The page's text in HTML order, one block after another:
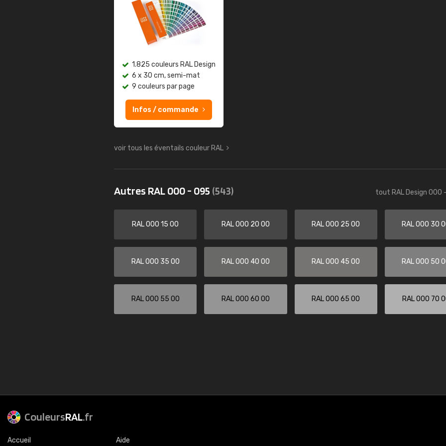
1.825 couleurs RAL Design
6 x 30 cm, semi-mat
9 couleurs par page
Infos / commande
voir tous les éventails couleur RAL
Autres RAL 000 - 095 (543) tout RAL Design 000
RAL 000 15 00 RAL 000 20 00 RAL 000 25 00 RAL 000 30
RAL 000 35 00 RAL 000 40 00 RAL 000 45 00 RAL 000 50
RAL 000 55 00 RAL 000 60 00 RAL 000 65 00 RAL 000 70
CouleursRAL.fr
Accueil Aide